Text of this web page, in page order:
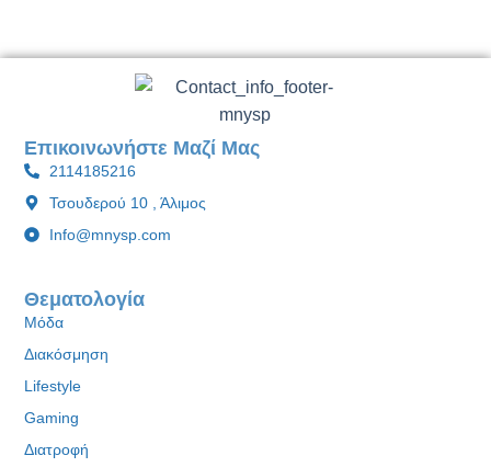
Θεματολογία
Μόδα
Διακόσμηση
Lifestyle
Gaming
Διατροφή
Επικοινωνήστε Μαζί Μας
2114185216
Τσουδερού 10 , Άλιμος
Info@mnysp.com